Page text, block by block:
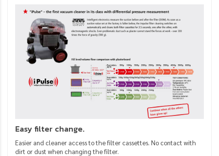
Easy filter change.
Easier and cleaner access to the filter cassettes. No contact with
dirt or dust when changing the filter.